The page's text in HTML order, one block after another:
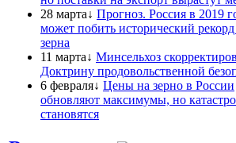
28 марта↓ Прогноз. Россия в 2019
может побить исторический
зерна
11 марта↓ Минсельхоз
Доктрину продовольственной
6 февраля↓ Цены на зерно в России
обновляют максимумы, но
становятся